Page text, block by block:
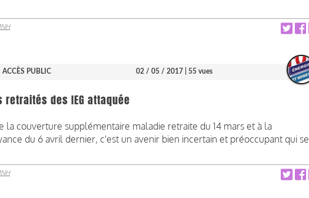
ACCÈS PUBLIC 02 / 05 / 2017 | 55 vues
des IEG attaquée
la couverture supplémentaire maladie retraite du 14 mars et à la
du 6 avril dernier, c'est un avenir bien incertain et préoccupant qui se